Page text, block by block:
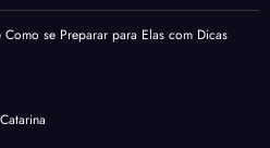
se Preparar para Elas com Dicas